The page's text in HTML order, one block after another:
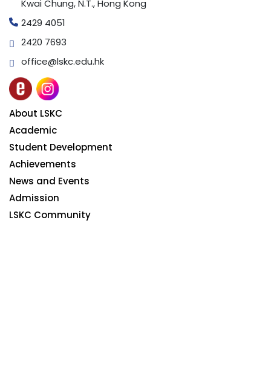
Kwai Chung, N.T., Hong Kong
2429 4051
2420 7693
office@lskc.edu.hk
About LSKC
Academic
Student Development
Achievements
News and Events
Admission
LSKC Community